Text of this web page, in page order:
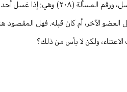
توجد مسألة في الجزء الأول من كتاب منهاج الصالحين
الآخر، أم كان قبله. فهل المقصود
الاعتناء، ولكن لا بأس من ذلك؟